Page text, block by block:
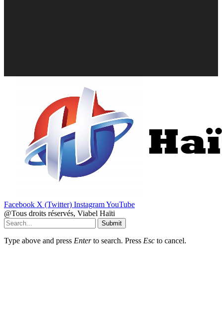
Facebook X (Twitter) InstagramYouTube
@Tous droits réservés, Viabel Haïti
Submit
Type above and press Enterto search. Press Esc to cancel.